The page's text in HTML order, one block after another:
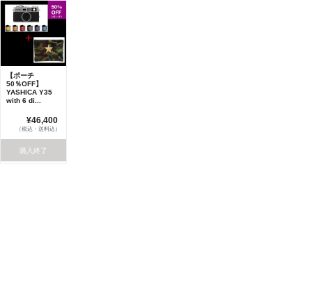
【ポーチ
50％OFF】
YASHICA Y35
with 6 di...
¥46,400
（税込・送料込）
購入終了